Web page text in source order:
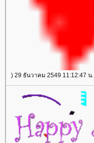
) 29 ธันวาคม 2549 11:12:47 น.